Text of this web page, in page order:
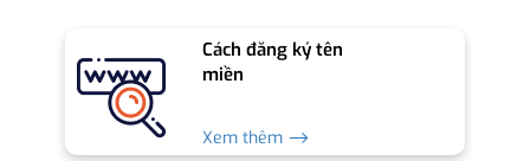
Cách đăng ký tên
miền
Xem thêm ⟶